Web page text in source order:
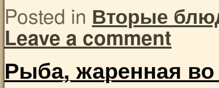
Posted in Вторые
Leave a comment
Рыба, жаренная